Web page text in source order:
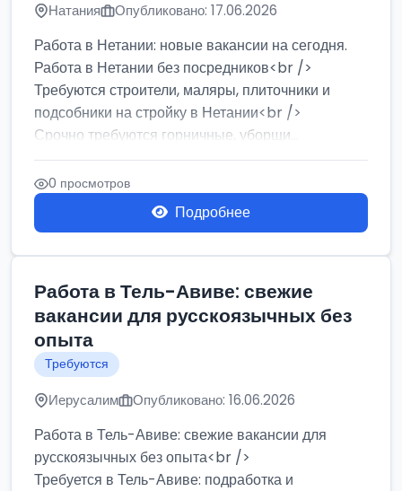
Натания Опубликовано: 17.06.2026
Работа в Нетании: новые вакансии на сегодня.
Работа в Нетании без посредников<br />
Требуются строители, маляры, плиточники и
подсобники на стройку в Нетании<br />
Срочно требуются горничные, уборщи...
0 просмотров
Подробнее
Работа в Тель-Авиве: свежие
вакансии для русскоязычных без
опыта
Требуются
Иерусалим Опубликовано: 16.06.2026
Работа в Тель-Авиве: свежие вакансии для
русскоязычных без опыта<br />
Требуется в Тель-Авиве: подработка и